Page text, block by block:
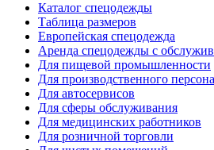
Каталог спецодежды
Таблица размеров
Европейская спецодежда
Аренда спецодежды с
Для пищевой промышленности
Для производственного
Для автосервисов
Для сферы обслуживания
Для медицинских работников
Для розничной торговли